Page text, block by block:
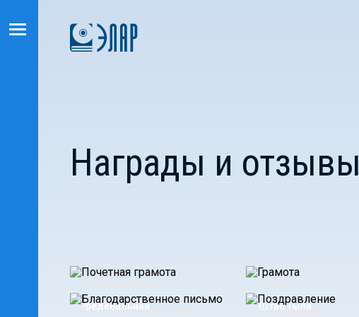
Награды и отзывы
Федеральная
Штаб Тыла
Благодарственное письмо Поздравление